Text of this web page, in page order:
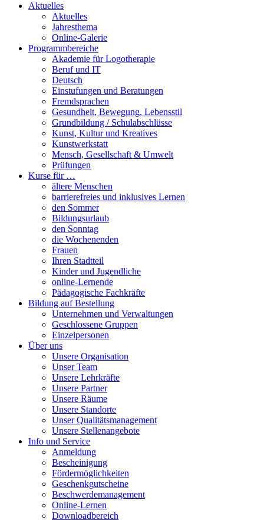
Aktuelles
Aktuelles
Jahresthema
Online-Galerie
Programmbereiche
Akademie für Logotherapie
Beruf und IT
Deutsch
Einstufungen und Beratungen
Fremdsprachen
Gesundheit, Bewegung, Lebensstil
Grundbildung / Schulabschlüsse
Kunst, Kultur und Kreatives
Kunstwerkstatt
Mensch, Gesellschaft & Umwelt
Prüfungen
Kurse für …
ältere Menschen
barrierefreies und inklusives Lernen
den Sommer
Bildungsurlaub
den Sonntag
die Wochenenden
Frauen
Ihren Stadtteil
Kinder und Jugendliche
online-Lernende
Pädagogische Fachkräfte
Bildung auf Bestellung
Unternehmen und Verwaltungen
Geschlossene Gruppen
Einzelpersonen
Über uns
Unsere Organisation
Unser Team
Unsere Lehrkräfte
Unsere Partner
Unsere Räume
Unsere Standorte
Unser Qualitätsmanagement
Unsere Stellenangebote
Info und Service
Anmeldung
Bescheinigung
Fördermöglichkeiten
Geschenkgutscheine
Beschwerdemanagement
Online-Lernen
Downloadbereich